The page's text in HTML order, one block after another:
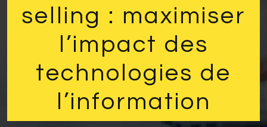
selling : maximiser
l’impact des
technologies de
l’information